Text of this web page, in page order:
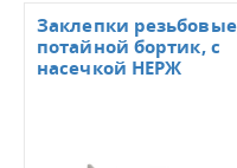
Заклепки
потайной бортик, с
насечкой НЕРЖ